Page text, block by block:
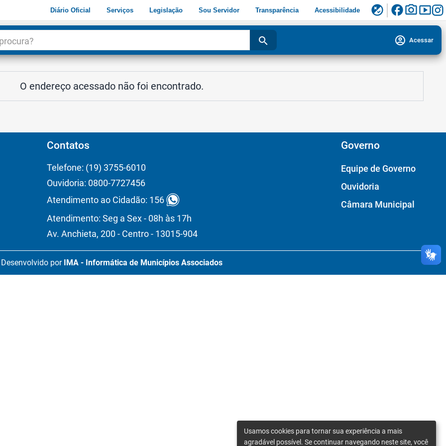
Diário Oficial Serviços Legislação Sou Servidor Transparência Acessibilidade flaky facebookphoto_camerasmart_display
search account_circle Acessar
O endereço acessado não foi encontrado.
Contatos
Telefone: (19) 3755-6010
Ouvidoria: 0800-7727456
Atendimento ao Cidadão: 156
Atendimento: Seg a Sex - 08h às 17h
Av. Anchieta, 200 - Centro - 13015-904
Governo
Equipe de Governo
Ouvidoria
Câmara Municipal
Desenvolvido por IMA - Informática de Municípios Associados
Usamos cookies para tornar sua experiência a mais
agradável possível. Se continuar navegando neste site, você